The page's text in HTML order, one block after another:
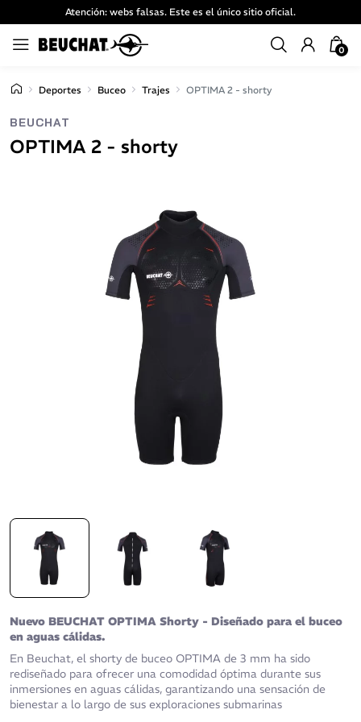
Atención: webs falsas. Este es el único sitio oficial.
0
Deportes Buceo Trajes OPTIMA 2 - shorty
BEUCHAT
OPTIMA 2 - shorty
Nuevo BEUCHAT OPTIMA Shorty - Diseñado para el buceo
en aguas cálidas.
En Beuchat, el shorty de buceo OPTIMA de 3 mm ha sido
rediseñado para ofrecer una comodidad óptima durante sus
inmersiones en aguas cálidas, garantizando una sensación de
bienestar a lo largo de sus exploraciones submarinas